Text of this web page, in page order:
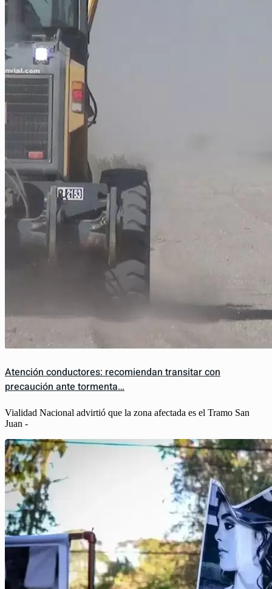
Atención conductores: recomiendan transitar con
precaución ante tormenta…
Vialidad Nacional advirtió que la zona afectada es el Tramo San
Juan -